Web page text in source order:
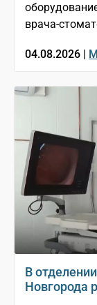
врача-
04.08.2026 |
В
Новгорода